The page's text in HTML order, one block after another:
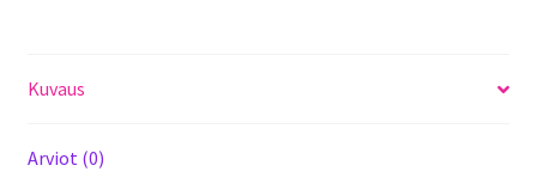
Kuvaus
Arviot (0)